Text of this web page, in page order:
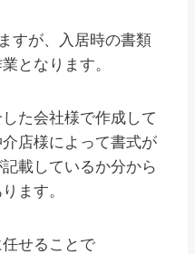
すが、入居時の書類
となります。
た会社様で作成して
店様によって書式が
載しているか分から
ます。
せることで